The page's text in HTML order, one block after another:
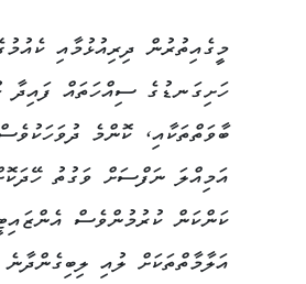
މީގެއިތުރުން ދިރިއުޅުމާއި
ހަށިގަނޑުގެ ސިއްހަތައް ފައިދާ
ބާވަތްތަކާއި، ކޮންމެ
އަމިއްލަ ނަފްސަށް ވަގުތު
ކަންކަން ކުރުމުންވެސް
އަލާމާތްތަކަށް ލުއި